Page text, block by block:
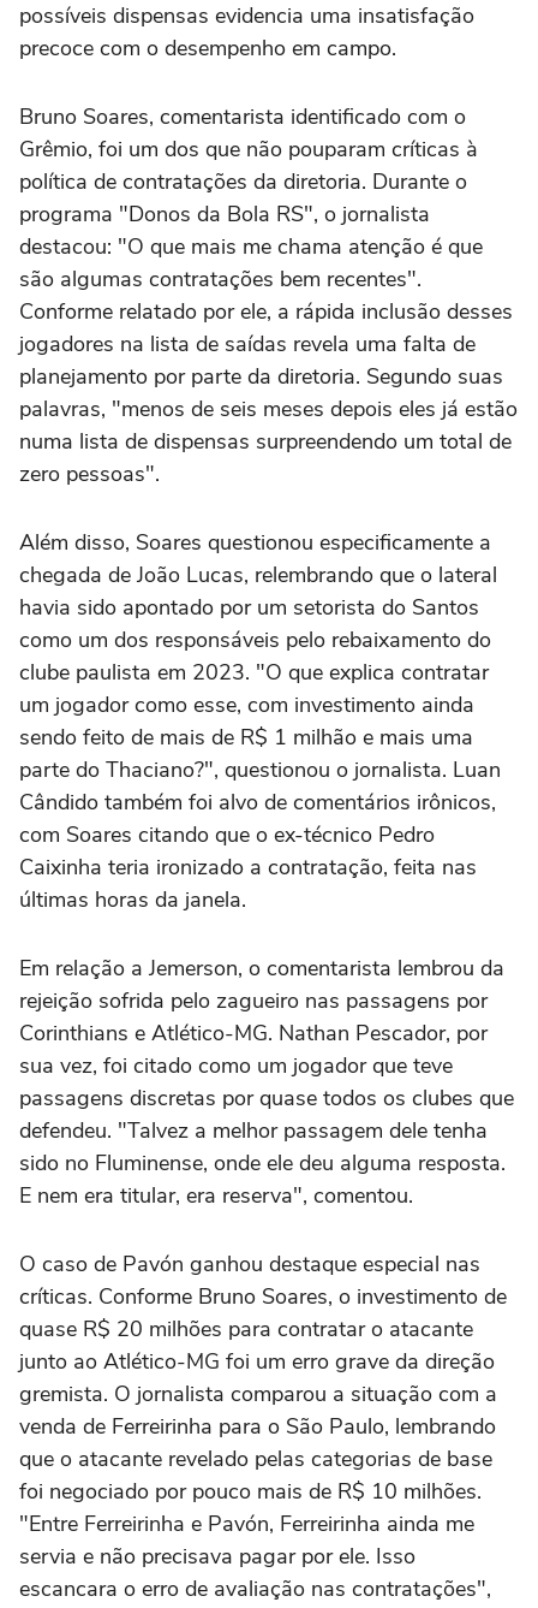
possíveis dispensas evidencia uma insatisfação
precoce com o desempenho em campo.
Bruno Soares, comentarista identificado com o
Grêmio, foi um dos que não pouparam críticas à
política de contratações da diretoria. Durante o
programa "Donos da Bola RS", o jornalista
destacou: "O que mais me chama atenção é que
são algumas contratações bem recentes".
Conforme relatado por ele, a rápida inclusão desses
jogadores na lista de saídas revela uma falta de
planejamento por parte da diretoria. Segundo suas
palavras, "menos de seis meses depois eles já estão
numa lista de dispensas surpreendendo um total de
zero pessoas".
Além disso, Soares questionou especificamente a
chegada de João Lucas, relembrando que o lateral
havia sido apontado por um setorista do Santos
como um dos responsáveis pelo rebaixamento do
clube paulista em 2023. "O que explica contratar
um jogador como esse, com investimento ainda
sendo feito de mais de R$ 1 milhão e mais uma
parte do Thaciano?", questionou o jornalista. Luan
Cândido também foi alvo de comentários irônicos,
com Soares citando que o ex-técnico Pedro
Caixinha teria ironizado a contratação, feita nas
últimas horas da janela.
Em relação a Jemerson, o comentarista lembrou da
rejeição sofrida pelo zagueiro nas passagens por
Corinthians e Atlético-MG. Nathan Pescador, por
sua vez, foi citado como um jogador que teve
passagens discretas por quase todos os clubes que
defendeu. "Talvez a melhor passagem dele tenha
sido no Fluminense, onde ele deu alguma resposta.
E nem era titular, era reserva", comentou.
O caso de Pavón ganhou destaque especial nas
críticas. Conforme Bruno Soares, o investimento de
quase R$ 20 milhões para contratar o atacante
junto ao Atlético-MG foi um erro grave da direção
gremista. O jornalista comparou a situação com a
venda de Ferreirinha para o São Paulo, lembrando
que o atacante revelado pelas categorias de base
foi negociado por pouco mais de R$ 10 milhões.
"Entre Ferreirinha e Pavón, Ferreirinha ainda me
servia e não precisava pagar por ele. Isso
escancara o erro de avaliação nas contratações",